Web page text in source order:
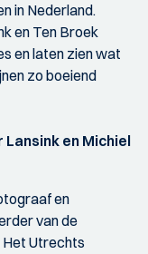
in Nederland.
en Ten Broek
en laten zien wat
zo boeiend
en Michiel
en
van de
Utrechts